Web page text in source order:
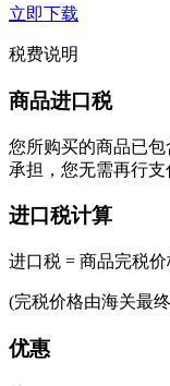
立即下载
税费说明
商品进口税
您所购买的商品已
承担，您无需再行支
进口税计算
进口税 = 商品完税
(完税价格由海关最
优惠